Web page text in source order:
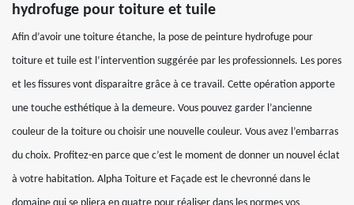
hydrofuge pour toiture et tuile
Afin d’avoir une toiture étanche, la pose de peinture hydrofuge pour
toiture et tuile est l’intervention suggérée par les professionnels. Les pores
et les fissures vont disparaitre grâce à ce travail. Cette opération apporte
une touche esthétique à la demeure. Vous pouvez garder l’ancienne
couleur de la toiture ou choisir une nouvelle couleur. Vous avez l’embarras
du choix. Profitez-en parce que c’est le moment de donner un nouvel éclat
à votre habitation. Alpha Toiture et Façade est le chevronné dans le